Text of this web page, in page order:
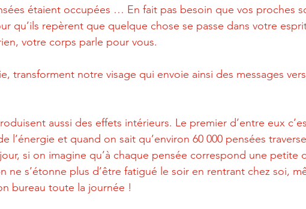
étaient occupées … En fait pas besoin que vos proches
qu’ils repèrent que quelque chose se passe dans votre
votre corps parle pour vous.
transforment notre visage qui envoie ainsi des messages
aussi des effets intérieurs. Le premier d’entre eux
l’énergie et quand on sait qu’environ 60 000 pensées
si on imagine qu’à chaque pensée correspond une petite
ne s’étonne plus d’être fatigué le soir en rentrant chez soi,
bureau toute la journée !